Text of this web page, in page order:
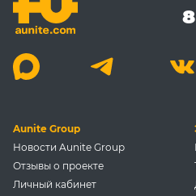
Aunite Group
Новости Aunite Group
Отзывы о проекте
Личный кабинет